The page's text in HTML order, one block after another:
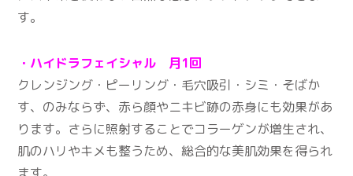
す。
・ハイドラフェイシャル 月1回
クレンジング・ピーリング・毛穴吸引・シミ・そばか
す、のみならず、赤ら顔やニキビ跡の赤身にも効果があ
ります。さらに照射することでコラーゲンが増生され、
肌のハリやキメも整うため、総合的な美肌効果を得られ